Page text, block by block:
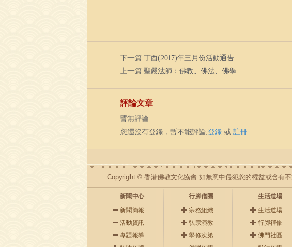
下一篇:丁酉(2017)年三月份活動通告
上一篇:聖嚴法師：佛教、佛法、佛學
評論文章
暫無評論
您還沒有登錄，暫不能評論,登錄 或 註冊
Copyright © 香港佛教文化協會 如無意中侵犯您的權益或含有
新聞中心
新聞簡報
活動資訊
專題報導
行腳僧團
宗務組織
弘宗演教
學修次第
生活道場
生活道場
行腳禪修
佛門社區